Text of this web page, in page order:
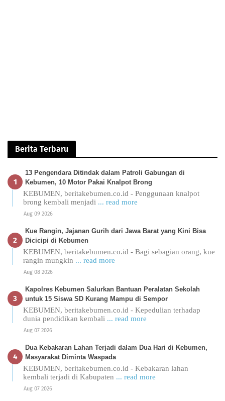
Berita Terbaru
13 Pengendara Ditindak dalam Patroli Gabungan di
Kebumen, 10 Motor Pakai Knalpot Brong
KEBUMEN, beritakebumen.co.id - Penggunaan knalpot
brong kembali menjadi ... read more
Aug 09 2026
Kue Rangin, Jajanan Gurih dari Jawa Barat yang Kini Bisa
Dicicipi di Kebumen
KEBUMEN, beritakebumen.co.id - Bagi sebagian orang, kue
rangin mungkin ... read more
Aug 08 2026
Kapolres Kebumen Salurkan Bantuan Peralatan Sekolah
untuk 15 Siswa SD Kurang Mampu di Sempor
KEBUMEN, beritakebumen.co.id - Kepedulian terhadap
dunia pendidikan kembali ... read more
Aug 07 2026
Dua Kebakaran Lahan Terjadi dalam Dua Hari di Kebumen,
Masyarakat Diminta Waspada
KEBUMEN, beritakebumen.co.id - Kebakaran lahan
kembali terjadi di Kabupaten ... read more
Aug 07 2026